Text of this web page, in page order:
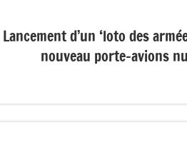
Lancement d’un ‘loto des
nouveau porte-avions